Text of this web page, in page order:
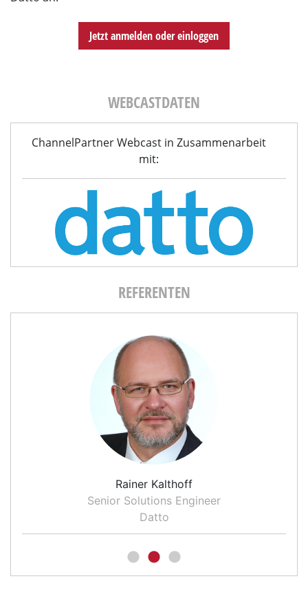
Jetzt anmelden oder einloggen
WEBCASTDATEN
ChannelPartner Webcast in Zusammenarbeit
mit:
REFERENTEN
Rainer Kalthoff
Senior Solutions Engineer
Datto